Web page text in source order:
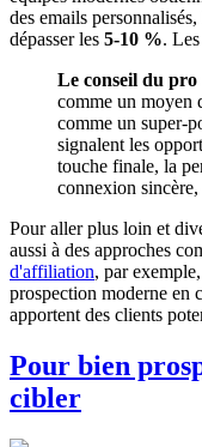
des emails
dépasser les 5-10 %.
Le conseil du pro
comme un moyen
comme un super-
signalent les
touche finale, la
connexion
Pour aller plus loin et
aussi à des approches
d'affiliation, par
prospection moderne en
apportent des clients
Pour bien
cibler